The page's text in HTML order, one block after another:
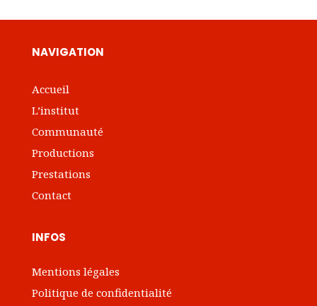
NAVIGATION
Accueil
L’institut
Communauté
Productions
Prestations
Contact
INFOS
Mentions légales
Politique de confidentialité